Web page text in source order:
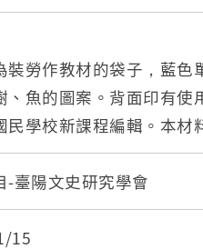
裝勞作教材的袋子，藍色
、魚的圖案。背面印有
民學校新課程編輯。本材
視職業觀念。本材料集
料適合兒童身心發展，啟
「製作記號說明：1.虛線
正面相摺。3.實_-——線剪
-臺陽文史研究學會
15